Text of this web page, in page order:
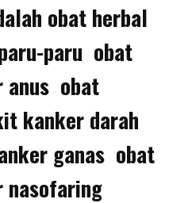
obat herbal
paru obat
anus obat
kanker darah
ganas obat
nasofaring